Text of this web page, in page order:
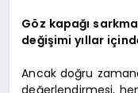
Göz kapağı
değişimi yıllar
Ancak doğru